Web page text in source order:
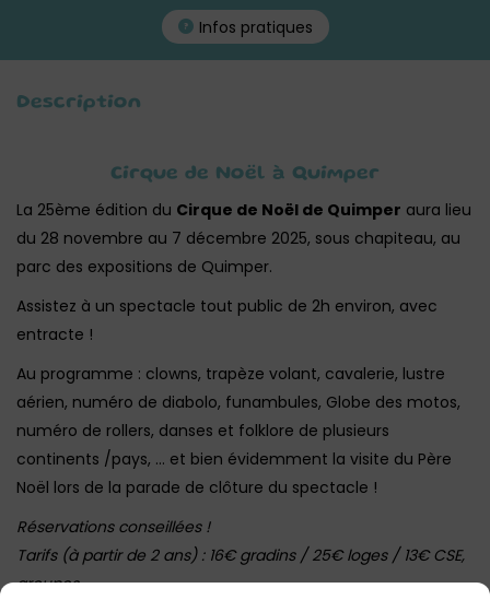
Infos pratiques
Description
Cirque de Noël à Quimper
La 25ème édition du Cirque de Noël de Quimper aura lieu
du 28 novembre au 7 décembre 2025, sous chapiteau, au
parc des expositions de Quimper.
Assistez à un spectacle tout public de 2h environ, avec
entracte !
Au programme : clowns, trapèze volant, cavalerie, lustre
aérien, numéro de diabolo, funambules, Globe des motos,
numéro de rollers, danses et folklore de plusieurs
continents /pays, … et bien évidemment la visite du Père
Noël lors de la parade de clôture du spectacle !
Réservations conseillées !
Tarifs (à partir de 2 ans) : 16€ gradins / 25€ loges / 13€ CSE,
groupes